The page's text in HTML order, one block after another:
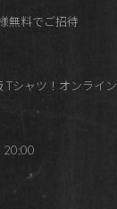
無料でご招待
シャツ！オンライン
20:00